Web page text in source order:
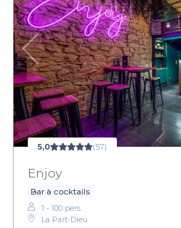
5,0 (57)
Enjoy
Bar à cocktails
1 - 100 pers.
La Part-Dieu